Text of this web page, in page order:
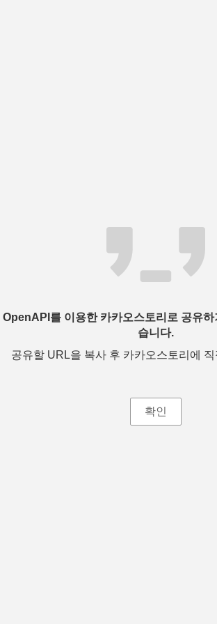
OpenAPI를 이용한 카카오스토리로 공유
습니다.
공유할 URL을 복사 후 카카오스토리에
확인